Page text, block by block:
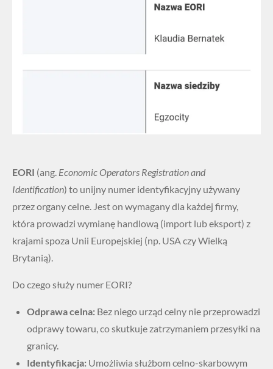
EORI (ang. Economic Operators Registration and
Identification) to unijny numer identyfikacyjny używany
przez organy celne. Jest on wymagany dla każdej firmy,
która prowadzi wymianę handlową (import lub eksport) z
krajami spoza Unii Europejskiej (np. USA czy Wielką
Brytanią).
Do czego służy numer EORI?
Odprawa celna: Bez niego urząd celny nie przeprowadzi
odprawy towaru, co skutkuje zatrzymaniem przesyłki na
granicy.
Identyfikacja: Umożliwia służbom celno-skarbowym